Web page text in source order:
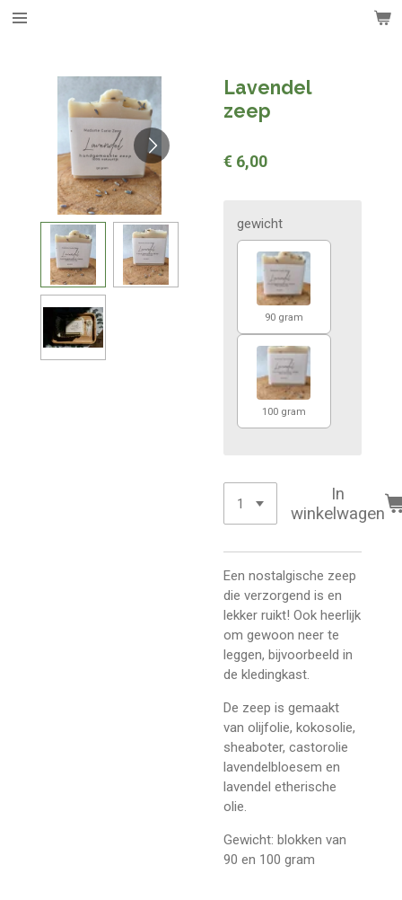
Ga
hoofdinhoud
Lavendel
zeep
€ 6,00
gewicht
90 gram
100 gram
In
winkelwagen
Een nostalgische zeep
die verzorgend is en
lekker ruikt! Ook heerlijk
om gewoon neer te
leggen, bijvoorbeeld in
de kledingkast.
De zeep is gemaakt
van olijfolie, kokosolie,
sheaboter, castorolie
lavendelbloesem en
lavendel etherische
olie.
Gewicht: blokken van
90 en 100 gram